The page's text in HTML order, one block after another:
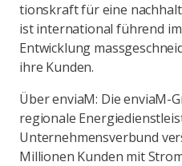
tionskraft für eine
ist international führend
Entwicklung
ihre Kunden.
Über enviaM: Die enviaM-
regionale
Unternehmensverbund
Millionen Kunden mit